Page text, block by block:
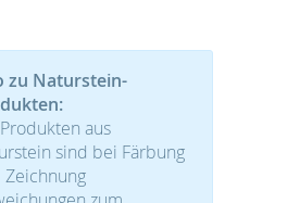
zu Naturstein-
aus
sind bei Färbung
Zeichnung